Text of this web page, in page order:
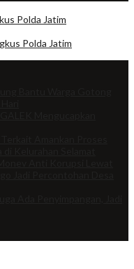
Polda Jatim
Polda Jatim